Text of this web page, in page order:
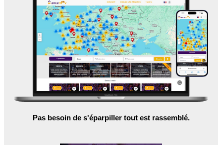
Pas besoin de s'éparpiller tout est rassemblé.